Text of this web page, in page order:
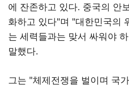
에 잔존하고 있다. 중국의 안
화하고 있다"며 "대한민국의
는 세력들과는 맞서 싸워야
말했다.
그는 "체제전쟁을 벌이며 국